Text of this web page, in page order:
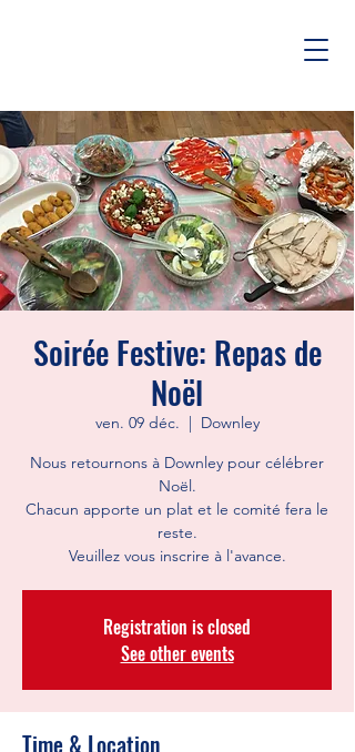
Soirée Festive: Repas de
Noël
ven. 09 déc.
  |
Downley
Nous retournons à Downley pour célébrer
Noël.
Chacun apporte un plat et le comité fera le
reste.
Veuillez vous inscrire à l'avance.
Registration is closed
See other events
Time & Location